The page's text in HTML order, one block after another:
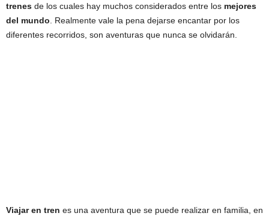
trenes de los cuales hay muchos considerados entre los mejores
del mundo . Realmente vale la pena dejarse encantar por los
diferentes recorridos, son aventuras que nunca se olvidarán.
Viajar en tren es una aventura que se puede realizar en familia, en